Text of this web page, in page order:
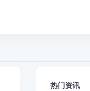
热门资讯